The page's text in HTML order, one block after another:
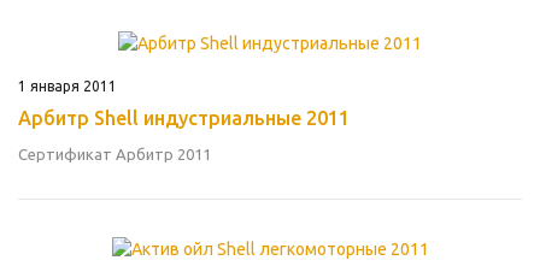
1 января 2011
Арбитр Shell индустриальные 2011
Сертификат Арбитр 2011